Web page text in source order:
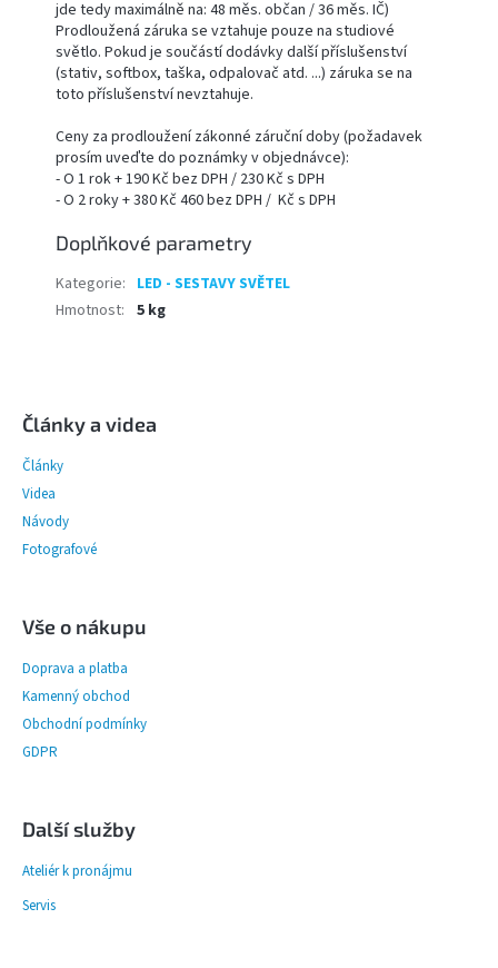
jde tedy maximálně na: 48 měs. občan / 36 měs. IČ)
Prodloužená záruka se vztahuje pouze na studiové
světlo. Pokud je součástí dodávky další příslušenství
(stativ, softbox, taška, odpalovač atd. ...) záruka se na
toto příslušenství nevztahuje.
Ceny za prodloužení zákonné záruční doby (požadavek
prosím uveďte do poznámky v objednávce):
- O 1 rok + 190 Kč bez DPH / 230 Kč s DPH
- O 2 roky + 380 Kč 460 bez DPH / Kč s DPH
Doplňkové parametry
Kategorie: LED - SESTAVY SVĚTEL
Hmotnost: 5 kg
Články a videa
Články
Videa
Návody
Fotografové
Vše o nákupu
Doprava a platba
Kamenný obchod
Obchodní podmínky
GDPR
Další služby
Ateliér k pronájmu
Servis